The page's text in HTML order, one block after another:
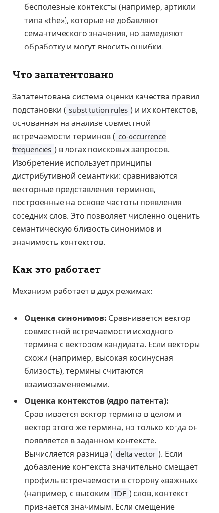
бесполезные контексты (например, артикли
типа «the»), которые не добавляют
семантического значения, но замедляют
обработку и могут вносить ошибки.
Что запатентовано
Запатентована система оценки качества правил
подстановки ( substitution rules ) и их контекстов,
основанная на анализе совместной
встречаемости терминов ( co-occurrence
frequencies ) в логах поисковых запросов.
Изобретение использует принципы
дистрибутивной семантики: сравниваются
векторные представления терминов,
построенные на основе частоты появления
соседних слов. Это позволяет численно оценить
семантическую близость синонимов и
значимость контекстов.
Как это работает
Механизм работает в двух режимах:
Оценка синонимов: Сравнивается вектор
совместной встречаемости исходного
термина с вектором кандидата. Если векторы
схожи (например, высокая косинусная
близость), термины считаются
взаимозаменяемыми.
Оценка контекстов (ядро патента):
Сравнивается вектор термина в целом и
вектор этого же термина, но только когда он
появляется в заданном контексте.
Вычисляется разница ( delta vector ). Если
добавление контекста значительно смещает
профиль встречаемости в сторону «важных»
(например, с высоким IDF ) слов, контекст
признается значимым. Если смещение